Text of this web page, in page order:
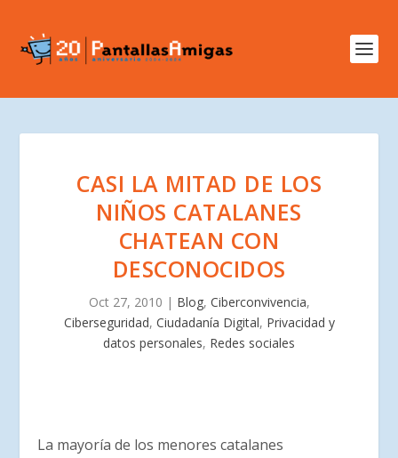
CASI LA MITAD DE LOS
NIÑOS CATALANES
CHATEAN CON
DESCONOCIDOS
Oct 27, 2010 | Blog, Ciberconvivencia,
Ciberseguridad, Ciudadanía Digital, Privacidad y
datos personales, Redes sociales
La mayoría de los menores catalanes